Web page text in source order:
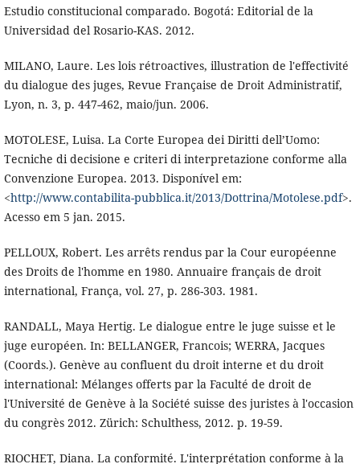
Estudio constitucional comparado. Bogotá: Editorial de la
Universidad del Rosario-KAS. 2012.
MILANO, Laure. Les lois rétroactives, illustration de l'effectivité
du dialogue des juges, Revue Française de Droit Administratif,
Lyon, n. 3, p. 447-462, maio/jun. 2006.
MOTOLESE, Luisa. La Corte Europea dei Diritti dell’Uomo:
Tecniche di decisione e criteri di interpretazione conforme alla
Convenzione Europea. 2013. Disponível em:
<http://www.contabilita-pubblica.it/2013/Dottrina/Motolese.pdf>.
Acesso em 5 jan. 2015.
PELLOUX, Robert. Les arrêts rendus par la Cour européenne
des Droits de l'homme en 1980. Annuaire français de droit
international, França, vol. 27, p. 286-303. 1981.
RANDALL, Maya Hertig. Le dialogue entre le juge suisse et le
juge européen. In: BELLANGER, Francois; WERRA, Jacques
(Coords.). Genève au confluent du droit interne et du droit
international: Mélanges offerts par la Faculté de droit de
l'Université de Genève à la Société suisse des juristes à l'occasion
du congrès 2012. Zürich: Schulthess, 2012. p. 19-59.
RIOCHET, Diana. La conformité. L'interprétation conforme à la